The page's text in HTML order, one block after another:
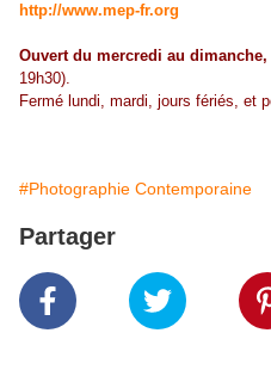
http://www.mep-fr.org
Ouvert du mercredi au dimanche,
19h30).
Fermé lundi, mardi, jours fériés, et
#Photographie Contemporaine
Partager